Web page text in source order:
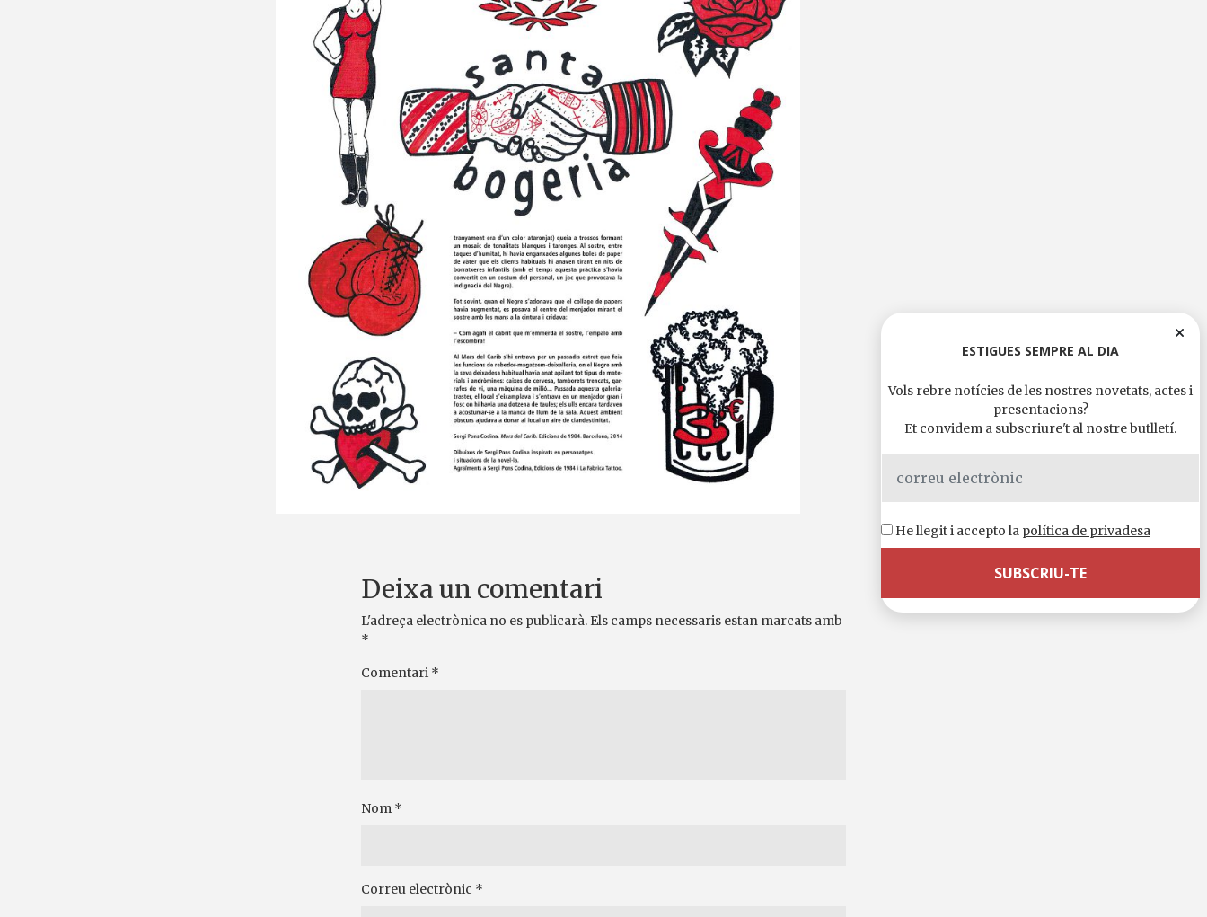
Deixa un comentari
L'adreça electrònica no es publicarà. Els camps necessaris estan marcats amb
*
Comentari *
Nom *
Correu electrònic *
ESTIGUES SEMPRE AL DIA
Vols rebre notícies de les nostres novetats, actes i
presentacions?
Et convidem a subscriure't al nostre butlletí.
He llegit i accepto la política de privadesa